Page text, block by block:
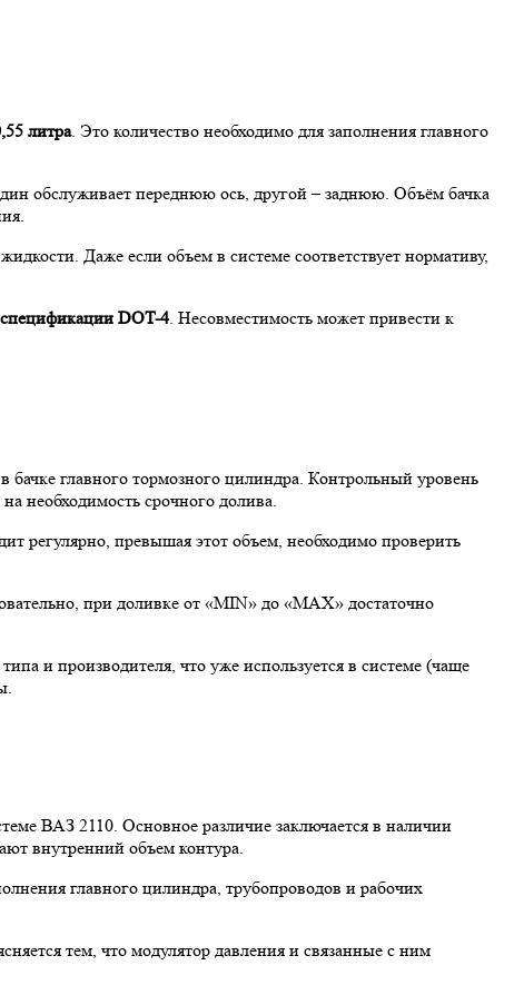
литра. Это количество необходимо для заполнения главного
обслуживает переднюю ось, другой – заднюю. Объём бачка
Даже если объем в системе соответствует нормативу,
DOT-4. Несовместимость может привести к
главного тормозного цилиндра. Контрольный уровень
необходимость срочного долива.
регулярно, превышая этот объем, необходимо проверить
при доливке от «MIN» до «MAX» достаточно
и производителя, что уже используется в системе (чаще
ВАЗ 2110. Основное различие заключается в наличии
внутренний объем контура.
главного цилиндра, трубопроводов и рабочих
тем, что модулятор давления и связанные с ним